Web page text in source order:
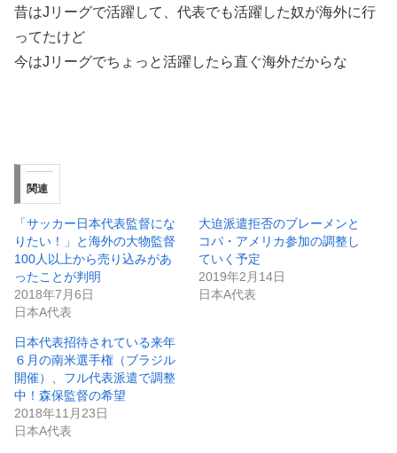
昔はJリーグで活躍して、代表でも活躍した奴が海外に行
ってたけど
今はJリーグでちょっと活躍したら直ぐ海外だからな
関連
「サッカー日本代表監督にな
りたい！」と海外の大物監督
100人以上から売り込みがあ
ったことが判明
2018年7月6日
日本A代表
大迫派遣拒否のブレーメンと
コパ・アメリカ参加の調整し
ていく予定
2019年2月14日
日本A代表
日本代表招待されている来年
６月の南米選手権（ブラジル
開催）、フル代表派遣で調整
中！森保監督の希望
2018年11月23日
日本A代表